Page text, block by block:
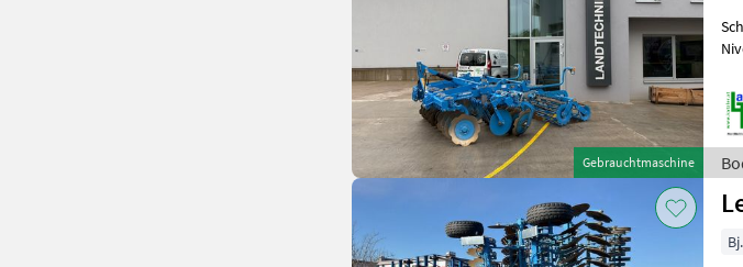
Gebrauchtmaschine